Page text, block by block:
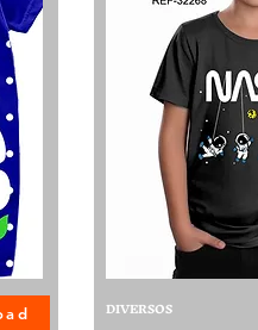
DIVERSOS